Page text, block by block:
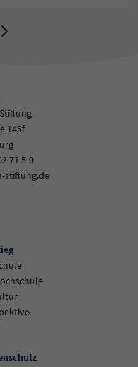
Seite:
Seite
Seite:
Zur nächsten Seite
145f
71 5-0
stiftung.de